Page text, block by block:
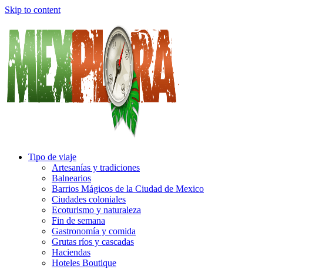
Skip to content
Tipo de viaje
Artesanías y tradiciones
Balnearios
Barrios Mágicos de la Ciudad de Mexico
Ciudades coloniales
Ecoturismo y naturaleza
Fin de semana
Gastronomía y comida
Grutas ríos y cascadas
Haciendas
Hoteles Boutique